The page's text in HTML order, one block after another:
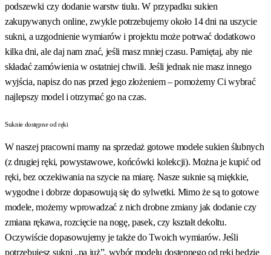
podszewki czy dodanie warstw tiulu. W przypadku sukien
zakupywanych online, zwykle potrzebujemy około 14 dni na uszycie
sukni, a uzgodnienie wymiarów i projektu może potrwać dodatkowo
kilka dni, ale daj nam znać, jeśli masz mniej czasu. Pamiętaj, aby nie
składać zamówienia w ostatniej chwili. Jeśli jednak nie masz innego
wyjścia, napisz do nas przed jego złożeniem – pomożemy Ci wybrać
najlepszy model i otrzymać go na czas.
Suknie dostępne od ręki
W naszej pracowni mamy na sprzedaż gotowe modele sukien ślubnych
(z drugiej ręki, powystawowe, końcówki kolekcji). Można je kupić od
ręki, bez oczekiwania na szycie na miarę. Nasze suknie są miękkie,
wygodne i dobrze dopasowują się do sylwetki. Mimo że są to gotowe
modele, możemy wprowadzać z nich drobne zmiany jak dodanie czy
zmiana rękawa, rozcięcie na nogę, pasek, czy kształt dekoltu.
Oczywiście dopasowujemy je także do Twoich wymiarów. Jeśli
potrzebujesz sukni „na już”, wybór modelu dostępnego od ręki będzie